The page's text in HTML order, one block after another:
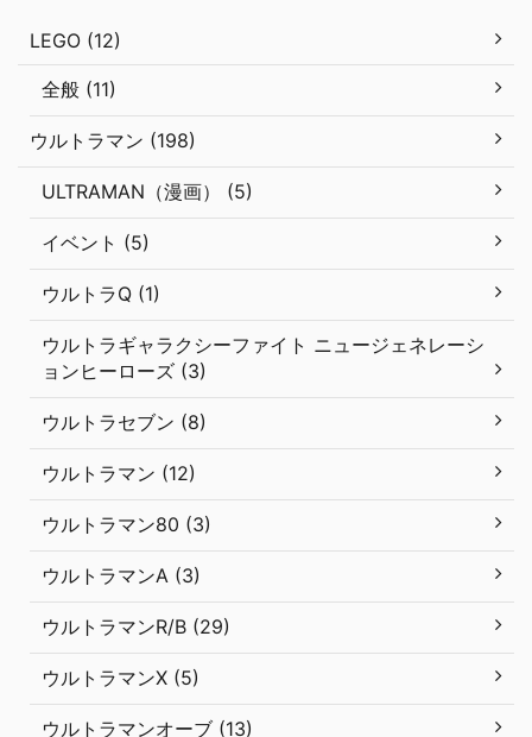
LEGO (12)
全般 (11)
ウルトラマン (198)
ULTRAMAN（漫画） (5)
イベント (5)
ウルトラQ (1)
ウルトラギャラクシーファイト ニュージェネレーシ
ョンヒーローズ (3)
ウルトラセブン (8)
ウルトラマン (12)
ウルトラマン80 (3)
ウルトラマンA (3)
ウルトラマンR/B (29)
ウルトラマンX (5)
ウルトラマンオーブ (13)